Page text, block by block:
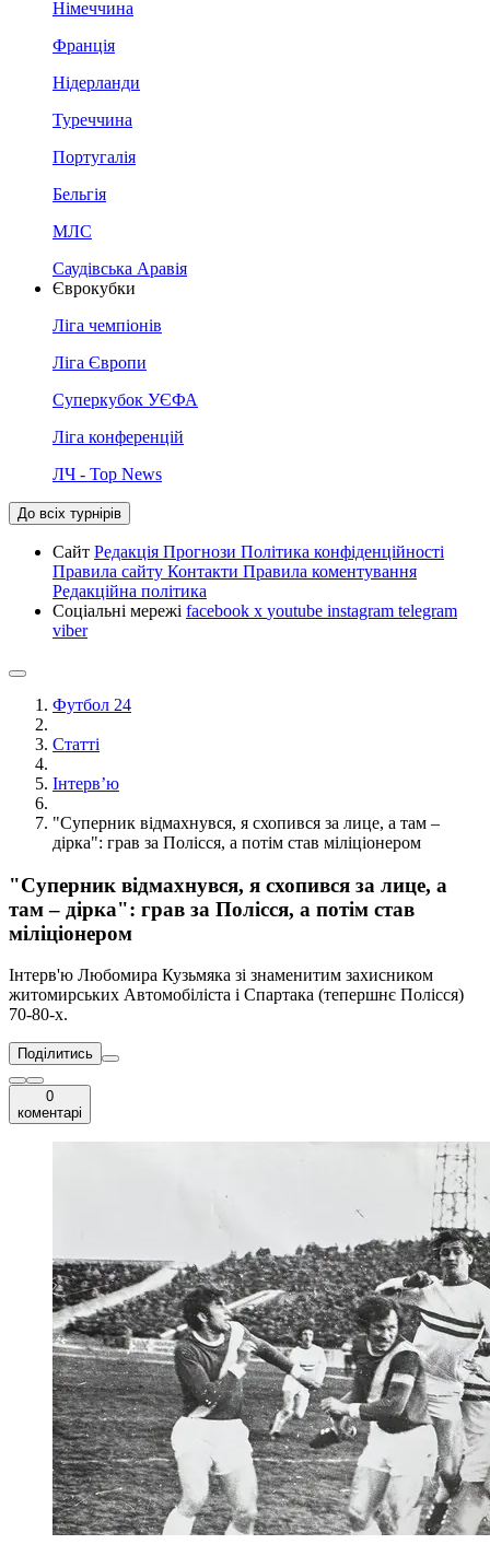
Німеччина
Франція
Нідерланди
Туреччина
Португалія
Бельгія
МЛС
Саудівська Аравія
Єврокубки
Ліга чемпіонів
Ліга Європи
Суперкубок УЄФА
Ліга конференцій
ЛЧ - Top News
До всіх турнірів
Сайт Редакція Прогнози Політика конфіденційності
Правила сайту Контакти Правила коментування
Редакційна політика
Соціальні мережі facebook x youtube instagram telegram
viber
Футбол 24
Статті
Інтерв’ю
"Суперник відмахнувся, я схопився за лице, а там –
дірка": грав за Полісся, а потім став міліціонером
"Суперник відмахнувся, я схопився за лице, а
там – дірка": грав за Полісся, а потім став
міліціонером
Інтерв'ю Любомира Кузьмяка зі знаменитим захисником
житомирських Автомобіліста і Спартака (тепершнє Полісся)
70-80-х.
Поділитись
0
коментарі